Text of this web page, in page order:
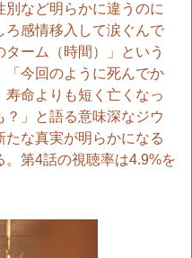
別など明らかに違うのに
ろ感情移入して涙ぐんで
ーム（時間）」という
「今回のように死んでか
寿命よりも短く亡くなっ
」と語る意味深なジウ
たな真実が明らかになる
第4話の視聴率は4.9%を